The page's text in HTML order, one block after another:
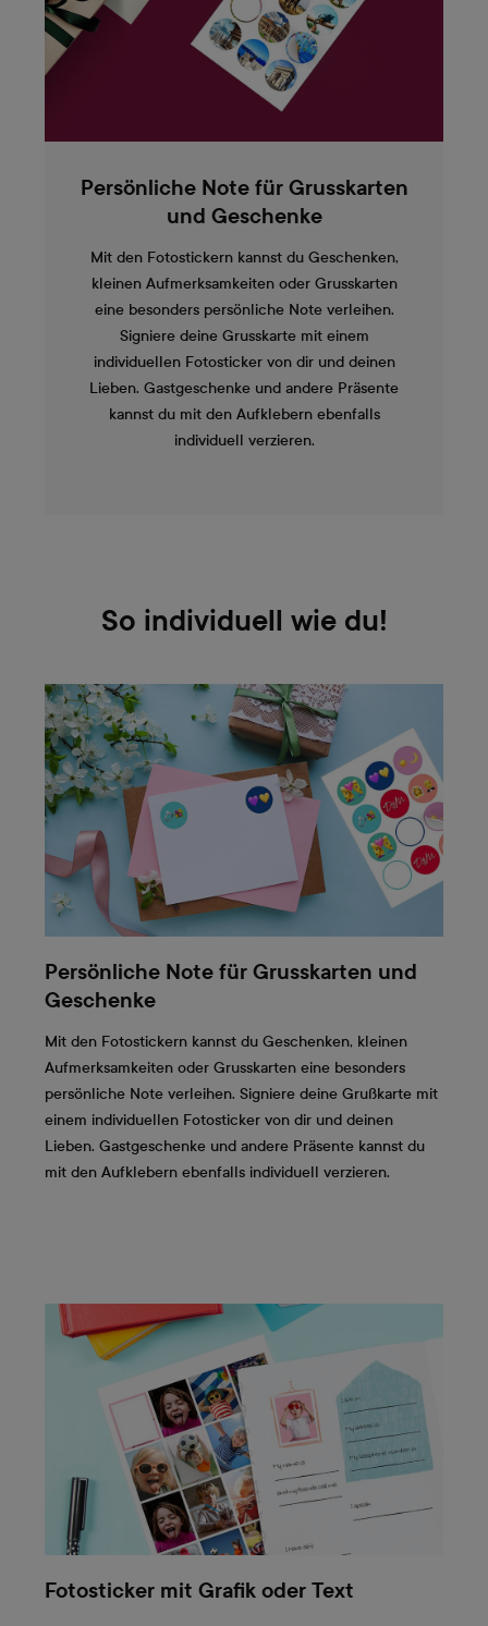
Persönliche Note für Grusskarten
und Geschenke
Mit den Fotostickern kannst du Geschenken,
kleinen Aufmerksamkeiten oder Grusskarten
eine besonders persönliche Note verleihen.
Signiere deine Grusskarte mit einem
individuellen Fotosticker von dir und deinen
Lieben. Gastgeschenke und andere Präsente
kannst du mit den Aufklebern ebenfalls
individuell verzieren.
So individuell wie du!
Persönliche Note für Grusskarten und
Geschenke
Mit den Fotostickern kannst du Geschenken, kleinen
Aufmerksamkeiten oder Grusskarten eine besonders
persönliche Note verleihen. Signiere deine Grußkarte mit
einem individuellen Fotosticker von dir und deinen
Lieben. Gastgeschenke und andere Präsente kannst du
mit den Aufklebern ebenfalls individuell verzieren.
Fotosticker mit Grafik oder Text